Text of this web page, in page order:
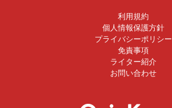
利用規約
個人情報保護方針
プライバシーポリシー
免責事項
ライター紹介
お問い合わせ